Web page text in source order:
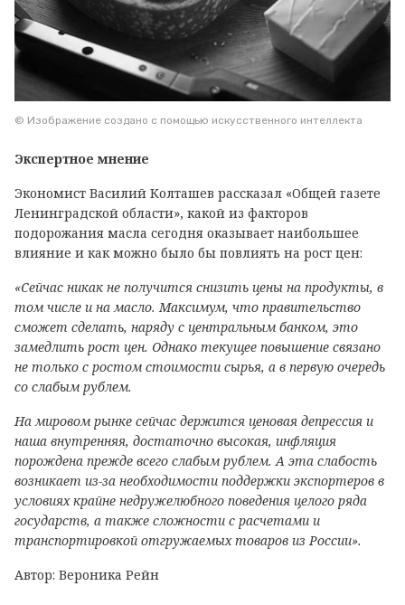
© Изображение создано с помощью искусственного интеллекта
Экспертное мнение
Экономист Василий Колташев рассказал «Общей газете
Ленинградской области», какой из факторов
подорожания масла сегодня оказывает наибольшее
влияние и как можно было бы повлиять на рост цен:
«Сейчас никак не получится снизить цены на продукты, в
том числе и на масло. Максимум, что правительство
сможет сделать, наряду с центральным банком, это
замедлить рост цен. Однако текущее повышение связано
не только с ростом стоимости сырья, а в первую очередь
со слабым рублем.
На мировом рынке сейчас держится ценовая депрессия и
наша внутренняя, достаточно высокая, инфляция
порождена прежде всего слабым рублем. А эта слабость
возникает из-за необходимости поддержки экспортеров в
условиях крайне недружелюбного поведения целого ряда
государств, а также сложности с расчетами и
транспортировкой отгружаемых товаров из России».
Автор: Вероника Рейн